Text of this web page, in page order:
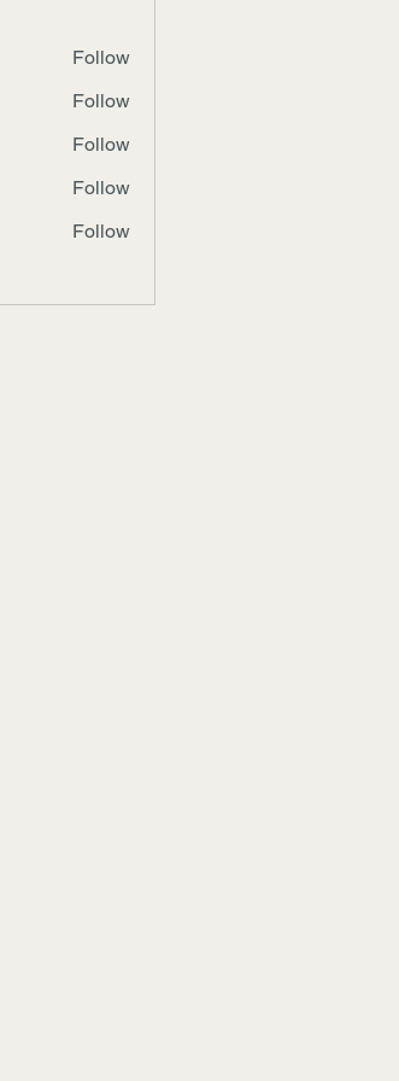
Follow
Follow
Follow
Follow
Follow